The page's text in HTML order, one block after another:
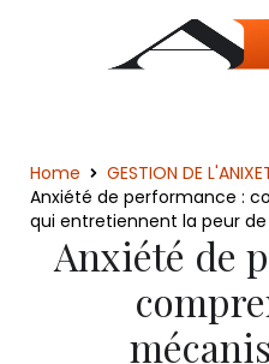
Home
GESTION DE
Anxiété de performance :
qui entretiennent la peur de
Anxiété de